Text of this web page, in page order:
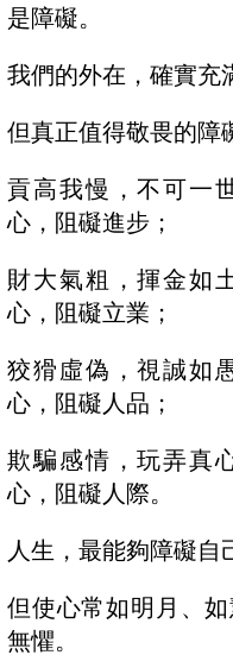
是障礙。
我們的外在，確實充
但真正值得敬畏的障
貢高我慢，不可一
心，阻礙進步；
財大氣粗，揮金如
心，阻礙立業；
狡猾虛偽，視誠如
心，阻礙人品；
欺騙感情，玩弄真
心，阻礙人際。
人生，最能夠障礙自
但使心常如明月、
無懼。